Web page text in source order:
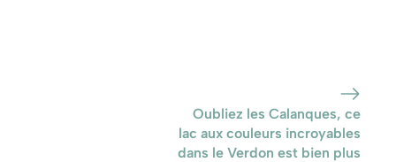
Oubliez les Calanques, ce
lac aux couleurs incroyables
dans le Verdon est bien plus